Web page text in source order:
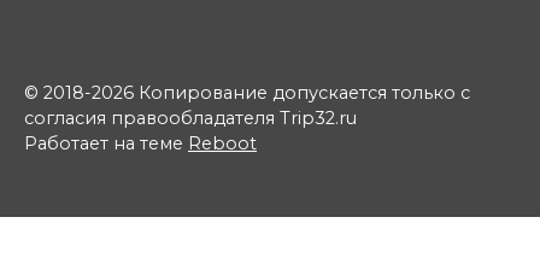
© 2018-2026 Копирование допускается только с
согласия правообладателя Trip32.ru
Работает на теме Reboot